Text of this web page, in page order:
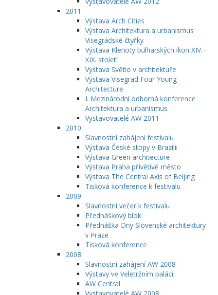
2011
Výstava Arch Cities
Výstava Architektura a urbanismus
Visegrádské čtyřky
Výstava Klenoty bulharských ikon XIV.–
XIX. století
Výstava Světlo v architektuře
Výstava Visegrad Four Young
Architecture
I. Mezinárodní odborná konference
Architektura a urbanismus
Vystavovatelé AW 2011
2010
Slavnostní zahájení festivalu
Výstava České stopy v Brazílii
Výstava Green architecture
Výstava Praha přívětivé město
Výstava The Central Axis of Beijing
Tisková konference k festivalu
2009
Slavnostní večer k festivalu
Přednáškový blok
Přednáška Dny Slovenské architektury
v Praze
Tisková konference
2008
Slavnostní zahájení AW 2008
Výstavy ve Veletržním paláci
AW Central